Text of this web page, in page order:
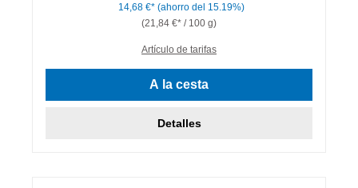
14,68 €* (ahorro del 15.19%)
(21,84 €* / 100 g)
Artículo de tarifas
A la cesta
Detalles